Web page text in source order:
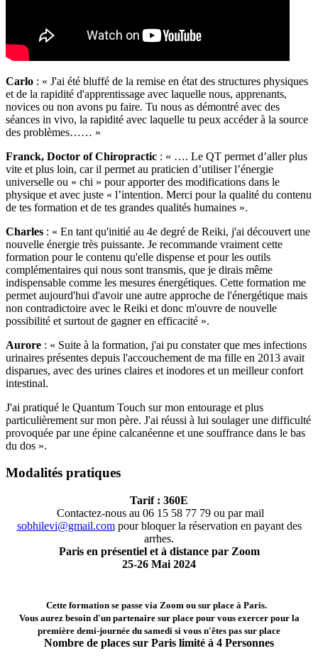
Carlo : « J'ai été bluffé de la remise en état des structures physiques
et de la rapidité d'apprentissage avec laquelle nous, apprenants,
novices ou non avons pu faire. Tu nous as démontré avec des
séances in vivo, la rapidité avec laquelle tu peux accéder à la source
des problèmes…… »
Franck, Doctor of Chiropractic : « …. Le QT permet d’aller plus
vite et plus loin, car il permet au praticien d’utiliser l’énergie
universelle ou « chi » pour apporter des modifications dans le
physique et avec juste « l’intention. Merci pour la qualité du contenu
de tes formation et de tes grandes qualités humaines ».
Charles : « En tant qu'initié au 4e degré de Reiki, j'ai découvert une
nouvelle énergie très puissante. Je recommande vraiment cette
formation pour le contenu qu'elle dispense et pour les outils
complémentaires qui nous sont transmis, que je dirais même
indispensable comme les mesures énergétiques. Cette formation me
permet aujourd'hui d'avoir une autre approche de l'énergétique mais
non contradictoire avec le Reiki et donc m'ouvre de nouvelle
possibilité et surtout de gagner en efficacité ».
Aurore : « Suite à la formation, j'ai pu constater que mes infections
urinaires présentes depuis l'accouchement de ma fille en 2013 avait
disparues, avec des urines claires et inodores et un meilleur confort
intestinal.
J'ai pratiqué le Quantum Touch sur mon entourage et plus
particulièrement sur mon père. J'ai réussi à lui soulager une difficulté
provoquée par une épine calcanéenne et une souffrance dans le bas
du dos ».
Modalités pratiques
Tarif : 360E
Contactez-nous au 06 15 58 77 79 ou par mail
sobhilevi@gmail.compour bloquer la réservation en payant des
arrhes.
Paris en présentiel et à distance par Zoom
25-26 Mai 2024
Cette formation se passe via Zoom ou sur place à Paris.
Vous aurez besoin d'un partenaire sur place pour vous exercer pour la
première demi-journée du samedi si vous n'êtes pas sur place
Nombre de places sur Paris limité à 4 Personnes